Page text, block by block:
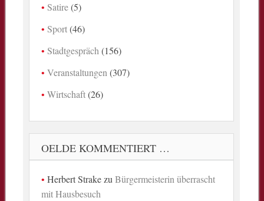
Satire(5)
Sport(46)
Stadtgespräch (156)
Veranstaltungen (307)
Wirtschaft(26)
OELDE KOMMENTIERT …
Herbert StrakezuBürgermeisterin überrascht
mit Hausbesuch